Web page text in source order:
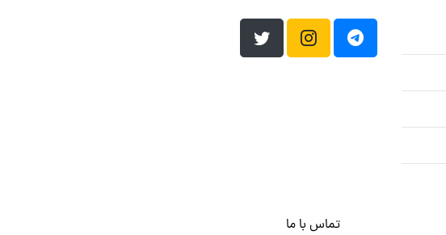
تماس با ما